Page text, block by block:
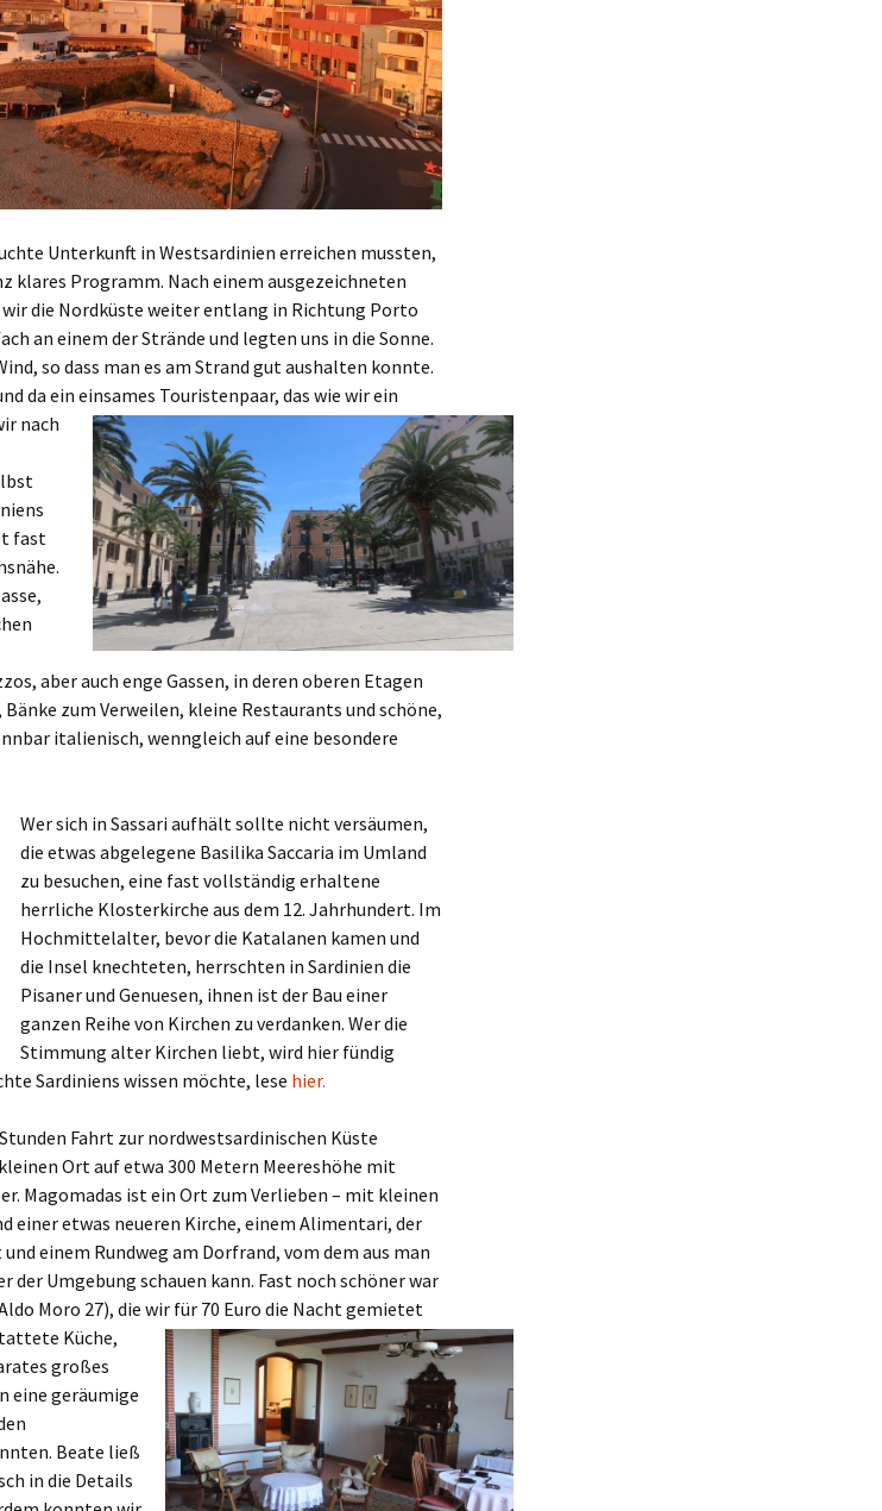
Unterkunft in Westsardinien erreichen mussten,
klares Programm. Nach einem ausgezeichneten
die Nordküste weiter entlang in Richtung Porto
an einem der Strände und legten uns in die Sonne.
so dass man es am Strand gut aushalten konnte.
da ein einsames Touristenpaar, das wie wir ein
nach
fast
aber auch enge Gassen, in deren oberen Etagen
Bänke zum Verweilen, kleine Restaurants und schöne,
italienisch, wenngleich auf eine besondere
Wer sich in Sassari aufhält sollte nicht versäumen,
die etwas abgelegene Basilika Saccaria im Umland
zu besuchen, eine fast vollständig erhaltene
herrliche Klosterkirche aus dem 12. Jahrhundert. Im
Hochmittelalter, bevor die Katalanen kamen und
die Insel knechteten, herrschten in Sardinien die
Pisaner und Genuesen, ihnen ist der Bau einer
ganzen Reihe von Kirchen zu verdanken. Wer die
Stimmung alter Kirchen liebt, wird hier fündig
Sardiniens wissen möchte, lese hier.
Fahrt zur nordwestsardinischen Küste
Ort auf etwa 300 Metern Meereshöhe mit
Magomadas ist ein Ort zum Verlieben – mit kleinen
einer etwas neueren Kirche, einem Alimentari, der
einem Rundweg am Dorfrand, vom dem aus man
der Umgebung schauen kann. Fast noch schöner war
Moro 27), die wir für 70 Euro die Nacht gemietet
Küche,
großes
eine geräumige
Beate ließ
in die Details